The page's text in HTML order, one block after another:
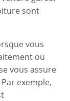
sont
vous
ou
vous assure
exemple,